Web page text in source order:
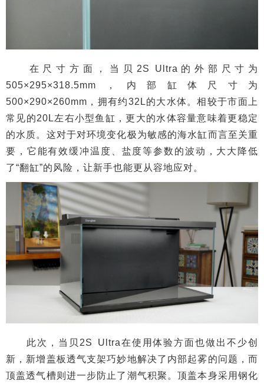
在尺寸方面，当贝2S Ultra的外部尺寸为
505×295×318.5mm，内部缸体尺寸为
500×290×260mm，拥有约32L的大水体。相较于市面上
常见的20L左右小型鱼缸，更大的水体容量意味着更稳定
的水质。这对于对环境变化极为敏感的海水缸而言至关重
要，它能有效缓冲温度、盐度等参数的波动，大大降低
了“翻缸”的风险，让新手也能更从容地应对。
此次，当贝2S Ultra在使用体验方面也做出不少创
新，新增盖板透气支架巧妙地解决了内部起雾的问题，而
顶盖透气槽则进一步防止了潮气积聚。顶盖本身采用钢化